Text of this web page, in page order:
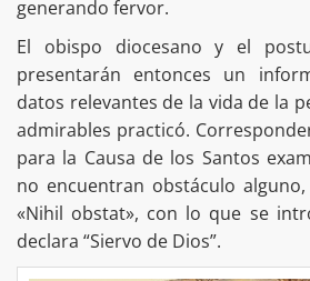
generando fervor.
El obispo diocesano y el
presentarán entonces un
datos relevantes de la vida de la
admirables practicó.
para la Causa de los Santos
no encuentran obstáculo
«Nihil obstat», con lo que se
declara “Siervo de Dios”.